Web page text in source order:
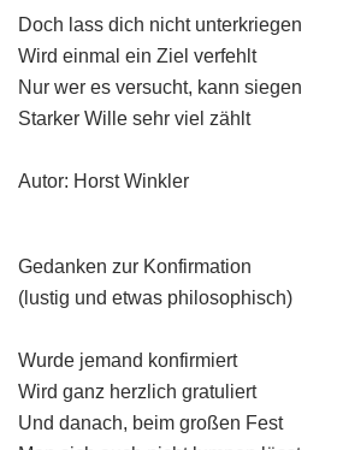
Doch lass dich nicht unterkriegen
Wird einmal ein Ziel verfehlt
Nur wer es versucht, kann siegen
Starker Wille sehr viel zählt
Autor: Horst Winkler
Gedanken zur Konfirmation
(lustig und etwas philosophisch)
Wurde jemand konfirmiert
Wird ganz herzlich gratuliert
Und danach, beim großen Fest